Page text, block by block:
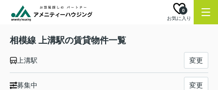
お気に入り
0
相模線 上溝駅の賃貸物件一覧
上溝駅 変更
募集中 変更